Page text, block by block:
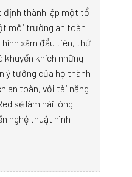
định thành lập một tổ
môi trường an toàn
xăm đầu tiên, thứ
khuyến khích những
ý tưởng của họ thành
an toàn, với tài năng
sẽ làm hài lòng
nghệ thuật hình